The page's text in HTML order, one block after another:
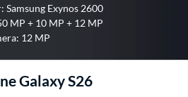
Samsung Exynos 2600
MP + 10 MP + 12 MP
12 MP
Galaxy S26